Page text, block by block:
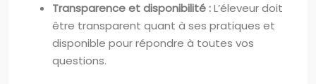
Transparence et disponibilité :L’éleveur doit
être transparent quant à ses pratiques et
disponible pour répondre à toutes vos
questions.